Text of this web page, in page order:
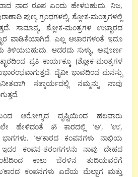
ನಾದ ರೂಪ ಎಂದು ಹೇಳಬಹುದು. ನಿಜ,
ಪುಣ್ಯ ಗ್ರಂಥಗಳಲ್ಲಿ, ಶ್ಲೋಕ-ಮಂತ್ರಗಳಲ್ಲಿ
ಸಾಮಾನ್ಯ, ಶ್ಲೋಕ-ಮಂತ್ರಗಳ ಉಚ್ಛಾರದ
ವಾಡಿಕೆಯಾಗಿದೆ. ಎಲ್ಲ ಆಚಾರಗಳಂತೆ ಇದೂ
ತಿಳಿಯಬಹುದು. ಆದರದು ಸುಳ್ಳು, ಅಪೂರ್ಣ
ಪ್ರತಿ ಕಾರ್ಯಕ್ಕೂ (ಶ್ಲೋಕ-ಮಂತ್ರಗಳ
ದೈವೀ ಭಾವದಿಂದ ಮನಸ್ಸು
ಸತ್ಕಾರ್ಯದಲ್ಲಿ ನಮ್ಮನ್ನು ನಾವು
ಆರೋಗ್ಯದ ದೃಷ್ಟಿಯಿಂದ ಹಲವಾರು
ಹೇಳಿದಂತೆ ॐ ಕಾರದಲ್ಲಿ ’ಅ’, ’ಉ’,
’ಅ’ಕಾರದ ಕಂಪನಗಳು ನಾಭಿಯ
ಕಂಪನ-ತರಂಗಗಳನು ನಾವು ದೇಹದ
ಕಾಲು ಬೆರಳಿನ ತುದಿಯವರೆಗೆ
ಕಂಪನಗಳು ಎದೆಯ ಮೆಲ್ಭಾಗ ಮತ್ತು